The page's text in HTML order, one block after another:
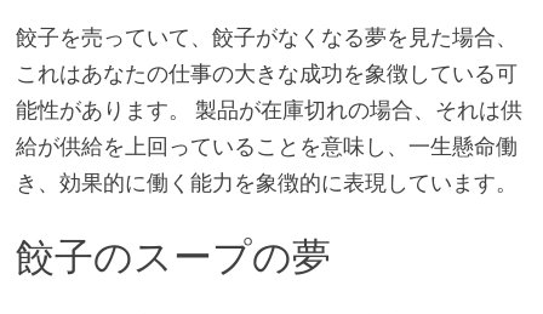
餃子を売っていて、餃子がなくなる夢を見た場合、
これはあなたの仕事の大きな成功を象徴している可
能性があります。 製品が在庫切れの場合、それは供
給が供給を上回っていることを意味し、一生懸命働
き、効果的に働く能力を象徴的に表現しています。
餃子のスープの夢